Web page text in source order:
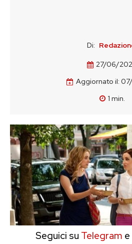
Di:
27/06/
Aggiornato il:
1 min.
Seguici su Telegram e